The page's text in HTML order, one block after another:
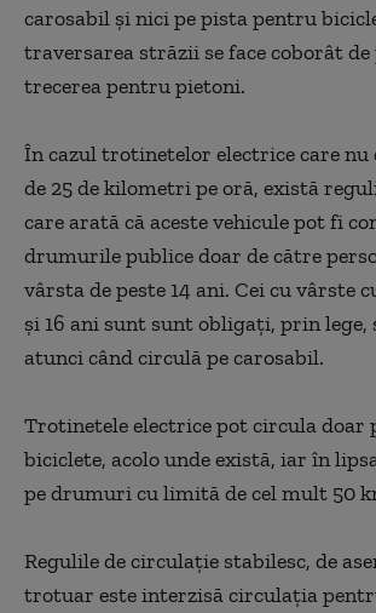
carosabil şi nici pe pista pentru
traversarea străzii se face coborât
trecerea pentru pietoni.
În cazul trotinetelor electrice care nu
de 25 de kilometri pe oră, există
care arată că aceste vehicule pot fi
drumurile publice doar de către
vârsta de peste 14 ani. Cei cu vârste
şi 16 ani sunt sunt obligaţi, prin lege,
atunci când circulă pe carosabil.
Trotinetele electrice pot circula doar
biciclete, acolo unde există, iar în
pe drumuri cu limită de cel mult 50
Regulile de circulaţie stabilesc, de
trotuar este interzisă circulaţia